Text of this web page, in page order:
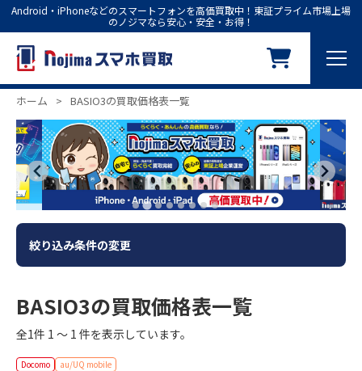
Android・iPhoneなどのスマートフォンを高価買取中！東証プライム市場上場
のノジマなら安心・安全・お得！
ホーム > BASIO3の買取価格表一覧
絞り込み条件の変更
BASIO3の買取価格表一覧
全1件 1 ～ 1 件を表示しています。
Docomo
au/UQ mobile